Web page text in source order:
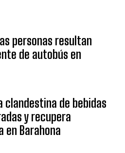
personas resultan
de autobús en
clandestina de bebidas
y recupera
Barahona